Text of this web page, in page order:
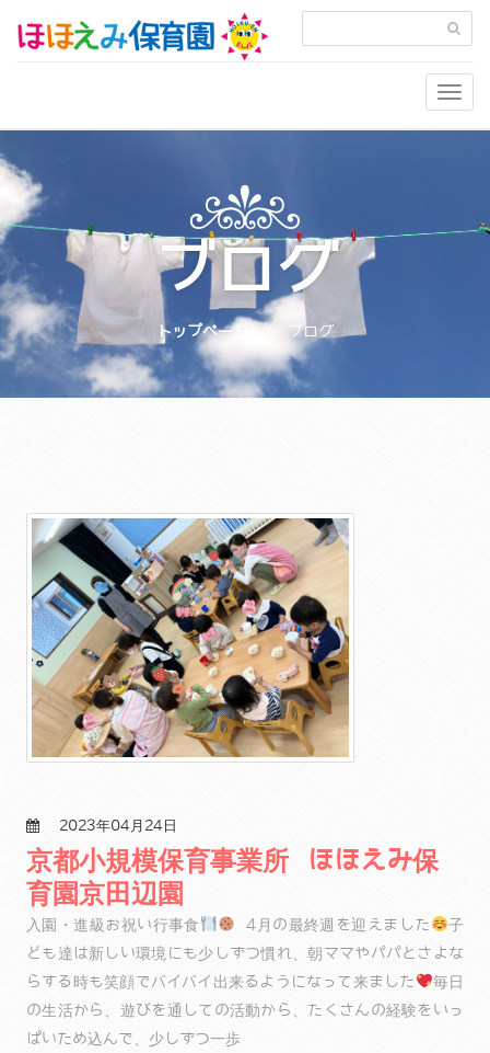
ブログ
トップページ ブログ
2023年04月24日
京都小規模保育事業所 ほほえみ保
育園京田辺園
入園・進級お祝い行事食 4月の最終週を迎えました
子
ども達は新しい環境にも少しずつ慣れ、朝ママやパパとさよな
らする時も笑顔でバイバイ出来るようになって来ました
毎日
の生活から、遊びを通しての活動から、たくさんの経験をいっ
ぱいため込んで、少しずつ一歩